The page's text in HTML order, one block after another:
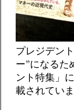
プレジデン
ー”になるた
ント特集」
載されてい